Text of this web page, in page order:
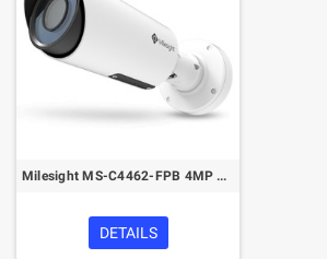
Milesight MS-C4462-FPB 4MP Motorized Pro Bullet Network Camera
DETAILS